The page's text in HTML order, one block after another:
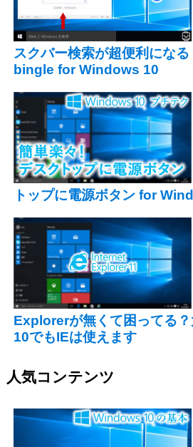
スクバー検索が超便利になる
bingle for Windows 10
トップに電源ボタン for
Explorerが無くて困ってる
10でもIEは使えます
人気コンテンツ